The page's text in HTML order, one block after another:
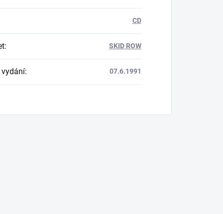
CD
: SKID ROW
: 07.6.1991